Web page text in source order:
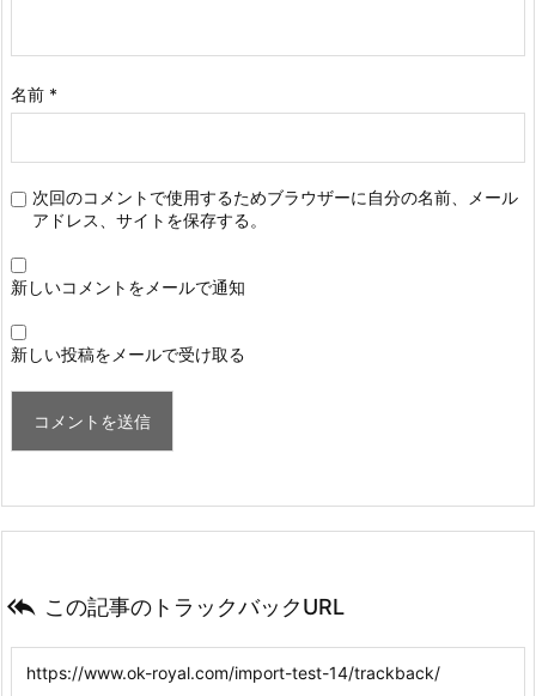
名前 *
次回のコメントで使用するためブラウザーに自分の名前、メール
アドレス、サイトを保存する。
新しいコメントをメールで通知
新しい投稿をメールで受け取る
 この記事のトラックバックURL